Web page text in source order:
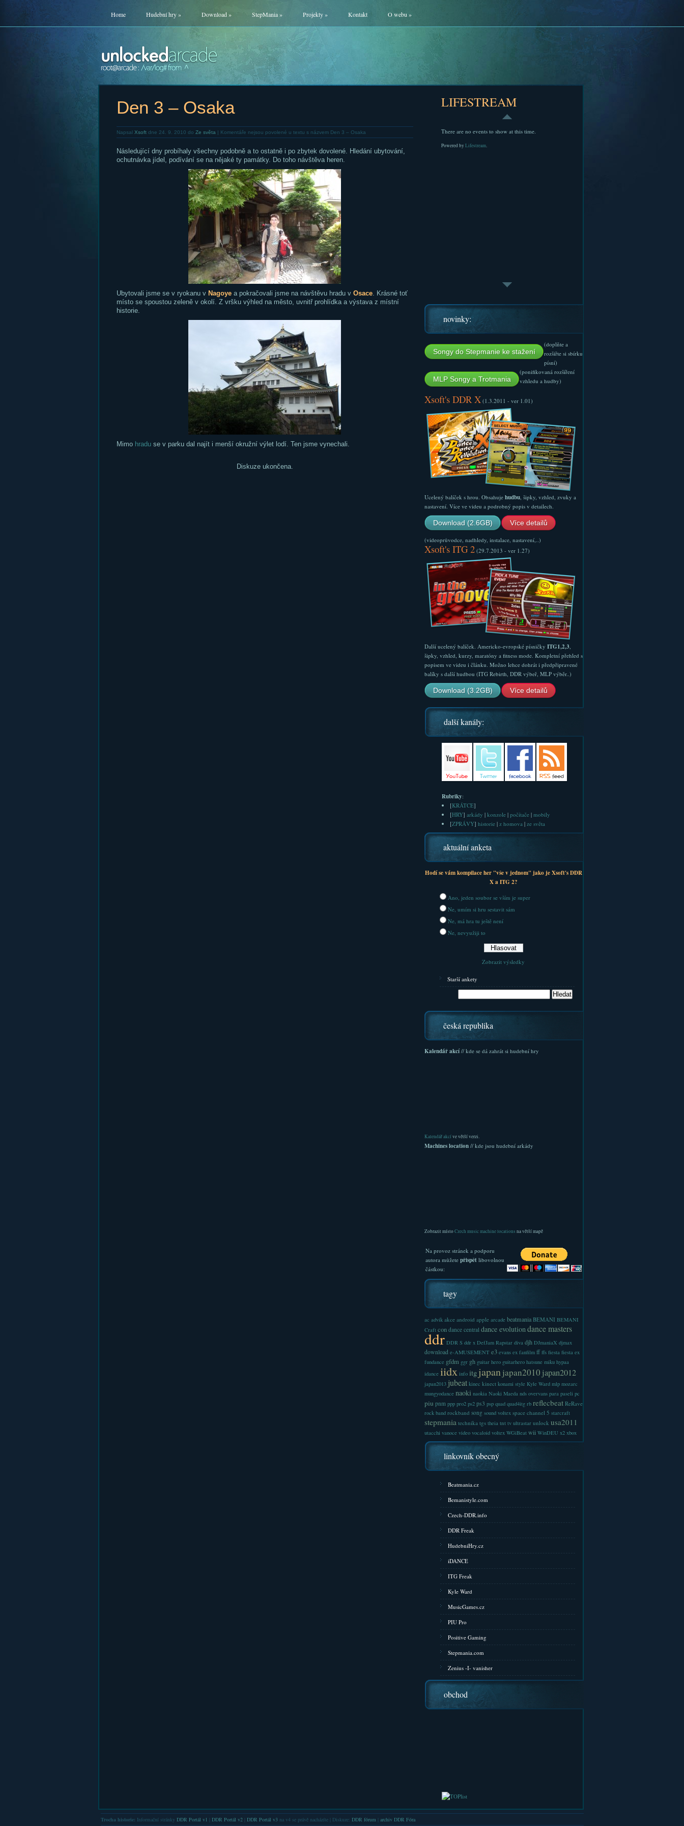
Home Hudební hry» Download» StepMania» Projekty» Kontakt O webu »
Den 3 – Osaka
Napsal Xsoftdne 24. 9. 2010 do Ze světa | Komentáře nejsou povolené u textu s názvem Den 3 – Osaka
Následující dny probíhaly všechny podobně a to ostatně i po zbytek dovolené. Hledání ubytování,
ochutnávka jídel, podívání se na nějaké ty památky. Do toho návštěva heren.
Ubytovali jsme se v ryokanu v Nagoyea pokračovali jsme na návštěvu hradu v Osace. Krásné toť
místo se spoustou zeleně v okolí. Z vršku výhled na město, uvnitř prohlídka a výstava z místní
historie.
Mimo hraduse v parku dal najít i menší okružní výlet lodí. Ten jsme vynechali.
Diskuze ukončena.
LIFESTREAM
There are no events to show at this time.
Powered by Lifestream.
novinky:
Songy do Stepmanie ke stažení
(doplňte a
rozšiřte si sbírku
písní)
MLP Songy a Trotmania
(ponifikovaná rozšíření
vzhledu a hudby)
Xsoft's DDR X(1.3.2011 - ver 1.01)
Ucelený balíček s hrou. Obsahuje hudbu, šipky, vzhled, zvuky a
nastavení. Více ve videu a podrobný popis v detailech.
Download (2.6GB) Více detailů
(videoprůvodce, nadhledy, instalace, nastavení,..)
Xsoft's ITG 2(29.7.2013 - ver 1.27)
Další ucelený balíček. Americko-evropské písničky ITG1,2,3,
šipky, vzhled, kurzy, maratóny a fitness mode. Kompletní přehled s
popisem ve videu i článku. Možno lehce dohrát i předpřipravené
balíky s další hudbou (ITG Rebirth, DDR výbeř, MLP výběr..)
Download (3.2GB) Více detailů
další kanály:
Rubriky:
[KRÁTCE]
[HRY] arkády | konzole| počítače| mobily
[ZPRÁVY] historie| z homova| ze světa
aktuální anketa
Hodí se vám kompilace her "vše v jednom" jako je Xsoft's DDR
X a ITG 2?
Ano, jeden soubor se vším je super
Ne, umím si hru sestavit sám
Ne, má hra tu ještě není
Ne, nevyužiji to
Zobrazit výsledky
Starší ankety
česká republika
Kalendář akcí// kde se dá zahrát si hudební hry
Kalendář akcíve větší verzi.
Machines location// kde jsou hudební arkády
Zobrazit místoCzech music machine locations na větší mapě
Na provoz stránek a podporu
autora můžete přispětlibovolnou
částkou:
tagy
ac advik akce android apple arcade beatmania BEMANI BEMANI
Craft con dance central dance evolutiondance masters
ddr DDR S ddr x DefJam Rapstar diva djh DJmaniaX djmax
download e-AMUSEMENT e3 evans ex fanfilm ff ffs fiesta fiesta ex
fundance gfdm ggr gh guitar hero guitarhero hatsune miku hypaa
idance iidx info itg japanjapan2010 japan2012
japan2013 jubeat kinec kinect konami style Kyle Ward mlp mozarc
mungyodance naoki naokia Naoki Maeda nds overvans para paseli pc
piu pnm ppp pro2 ps2 ps3 psp quad quad4itg rb reflecbeat ReRave
rock band rockband song sound voltex space channel 5 starcraft
stepmania technika tgs theia tnt tv ultrastar unlock usa2011
utacchi vanoce video vocaloid voltex WGiBeat wii WinDEU x2 xbox
linkovník obecný
Beatmania.cz
Bemanistyle.com
Czech-DDR.info
DDR Freak
HudebniHry.cz
iDANCE
ITG Freak
Kyle Ward
MusicGames.cz
PIU Pro
Positive Gaming
Stepmania.com
Zenius -I- vanisher
obchod
Trocha historie: Informační stránky DDR Portál v1 DDR Portál v2| DDR Portál v3na v4 se právě nacházíte | Diskuze: DDR fórum archiv DDR Fóra